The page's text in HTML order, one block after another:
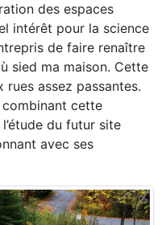
des espaces
intérêt pour la science
de faire renaître
sied ma maison. Cette
assez passantes.
combinant cette
du futur site
avec ses